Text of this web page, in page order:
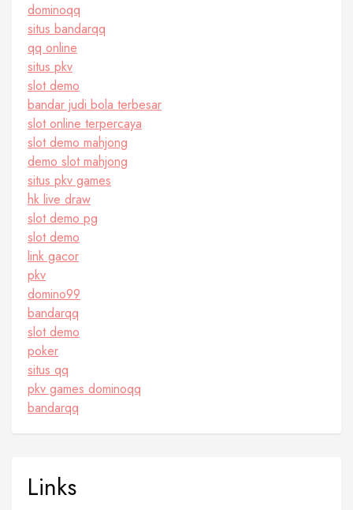
dominoqq
situs bandarqq
qq online
situs pkv
slot demo
bandar judi bola terbesar
slot online terpercaya
slot demo mahjong
demo slot mahjong
situs pkv games
hk live draw
slot demo pg
slot demo
link gacor
pkv
domino99
bandarqq
slot demo
poker
situs qq
pkv games dominoqq
bandarqq
Links